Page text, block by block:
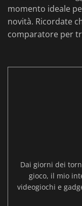
momento ideale
novità. Ricordate
comparatore per
Dai giorni dei
gioco, il mio
videogiochi e